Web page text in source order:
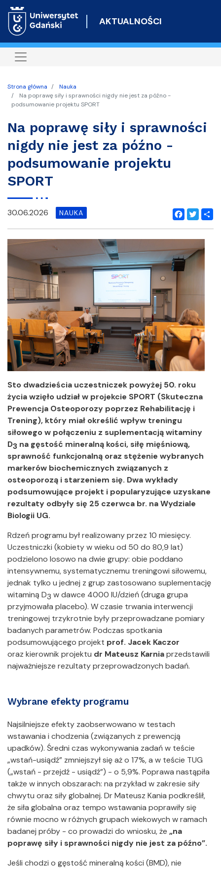
do
AKTUALNOŚCI
Strona główna
Nauka
Na poprawę siły i sprawności nigdy nie jest za późno -
podsumowanie projektu SPORT
Na poprawę siły i sprawności
nigdy nie jest za późno -
podsumowanie projektu
SPORT
Facebook
Twitter
30.06.2026 NAUKA
Sto dwadzieścia uczestniczek powyżej 50. roku
życia wzięło udział w projekcie SPORT (Skuteczna
Prewencja Osteoporozy poprzez Rehabilitację i
Trening), który miał określić wpływ treningu
siłowego w połączeniu z suplementacją witaminy
D3 na gęstość mineralną kości, siłę mięśniową,
sprawność funkcjonalną oraz stężenie wybranych
markerów biochemicznych związanych z
osteoporozą i starzeniem się. Dwa wykłady
podsumowujące projekt i popularyzujące uzyskane
rezultaty odbyły się 25 czerwca br. na Wydziale
Biologii UG.
Rdzeń programu był realizowany przez 10 miesięcy.
Uczestniczki (kobiety w wieku od 50 do 80,9 lat)
podzielono losowo na dwie grupy: obie poddano
intensywnemu, systematycznemu treningowi siłowemu,
jednak tylko u jednej z grup zastosowano suplementację
witaminą D3 w dawce 4000 IU/dzień (druga grupa
przyjmowała placebo). W czasie trwania interwencji
treningowej trzykrotnie były przeprowadzane pomiary
badanych parametrów. Podczas spotkania
podsumowującego projekt prof. Jacek Kaczor
oraz kierownik projektu dr Mateusz Karniaprzedstawili
najważniejsze rezultaty przeprowadzonych badań.
Wybrane efekty programu
Najsilniejsze efekty zaobserwowano w testach
wstawania i chodzenia (związanych z prewencją
upadków). Średni czas wykonywania zadań w teście
„wstań-usiądź” zmniejszył się aż o 17%, a w teście TUG
(„wstań - przejdź - usiądź”) - o 5,9%. Poprawa nastąpiła
także w innych obszarach: na przykład w zakresie siły
chwytu oraz siły globalnej. Dr Mateusz Kania podkreślił,
że siła globalna oraz tempo wstawania poprawiły się
równie mocno w różnych grupach wiekowych w ramach
badanej próby - co prowadzi do wniosku, że „na
poprawę siły i sprawności nigdy nie jest za późno”.
Jeśli chodzi o gęstość mineralną kości (BMD), nie